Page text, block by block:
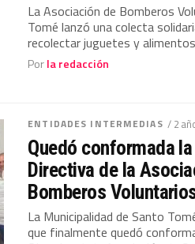
La Asociación de Bomberos
Tomé lanzó una colecta
recolectar juguetes y
Porla redacción
ENTIDADES INTERMEDIAS / 2
Quedó conformada
Directiva de la
Bomberos
La Municipalidad de Santo
que finalmente quedó